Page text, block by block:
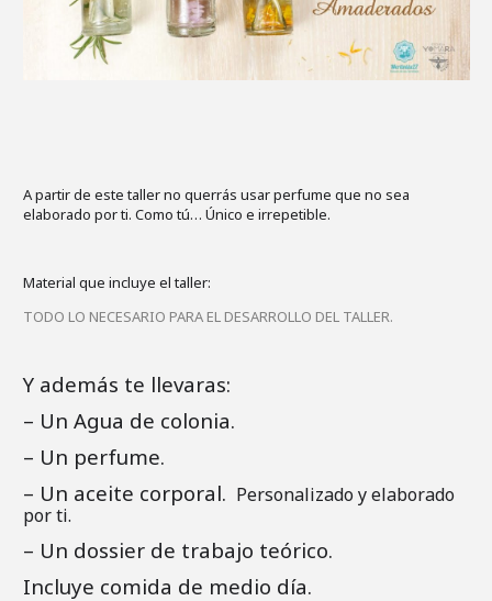
A partir de este taller no querrás usar perfume que no sea
elaborado por ti. Como tú… Único e irrepetible.
Material que incluye el taller:
TODO LO NECESARIO PARA EL DESARROLLO DEL TALLER.
Y además te llevaras:
– Un Agua de colonia.
– Un perfume.
– Un aceite corporal. Personalizado y elaborado
por ti.
– Un dossier de trabajo teórico.
Incluye comida de medio día.